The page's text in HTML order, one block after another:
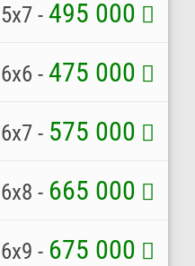
-495 000
-475 000
- 575 000
- 665 000
- 675 000